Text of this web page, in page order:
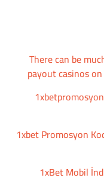
There can be
payout casinos
1xbet Promosyon
1xBet Mobil